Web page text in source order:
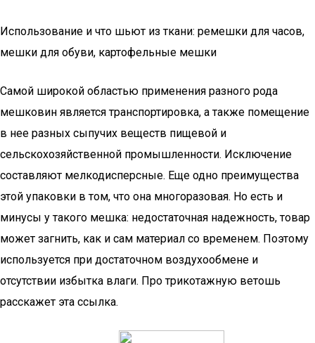
Использование и что шьют из ткани: ремешки для часов,
мешки для обуви, картофельные мешки
Самой широкой областью применения разного рода
мешковин является транспортировка, а также помещение
в нее разных сыпучих веществ пищевой и
сельскохозяйственной промышленности. Исключение
составляют мелкодисперсные. Еще одно преимущества
этой упаковки в том, что она многоразовая. Но есть и
минусы у такого мешка: недостаточная надежность, товар
может загнить, как и сам материал со временем. Поэтому
используется при достаточном воздухообмене и
отсутствии избытка влаги. Про трикотажную ветошь
расскажет эта ссылка.